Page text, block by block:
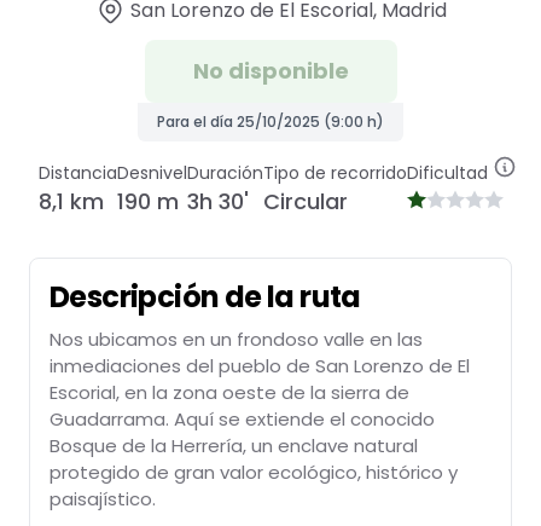
San Lorenzo de El Escorial, Madrid
No disponible
Para el día 25/10/2025 (9:00 h)
Distancia
8,1 km
Desnivel
190 m
Duración
3h 30'
Tipo de recorrido
Circular
Dificultad
Descripción de la ruta
Nos ubicamos en un frondoso valle en las
inmediaciones del pueblo de San Lorenzo de El
Escorial, en la zona oeste de la sierra de
Guadarrama. Aquí se extiende el conocido
Bosque de la Herrería, un enclave natural
protegido de gran valor ecológico, histórico y
paisajístico.